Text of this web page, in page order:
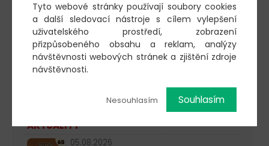
KOUPIT VSTUPENKY →
603 805 271
pondělí-čtvrtek: 10:00-16:00
AKTUALITY
05.08.2026
Tyto webové stránky používají soubory cookies
a další sledovací nástroje s cílem vylepšení
uživatelského prostředí, zobrazení
přizpůsobeného obsahu a reklam, analýzy
návštěvnosti webových stránek a zjištění zdroje
návštěvnosti.
Nesouhlasím Souhlasím